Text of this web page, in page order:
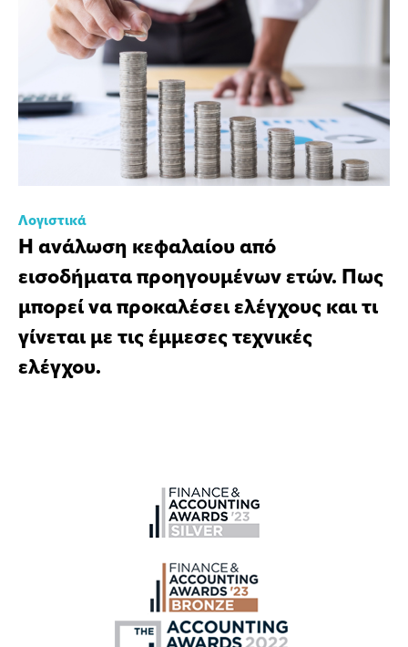
Λογιστικά
Η ανάλωση κεφαλαίου από
εισοδήματα προηγουμένων ετών. Πως
μπορεί να προκαλέσει ελέγχους και τι
γίνεται με τις έμμεσες τεχνικές
ελέγχου.